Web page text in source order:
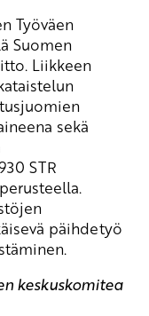
Työväen
Suomen
Liikkeen
sekä
STR
päihdetyö
keskuskomitea